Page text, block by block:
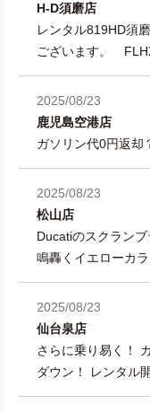
H-D須磨店
レンタル819HD須
ございます。
2025/08/23
鹿児島空港店
ガソリン代0円返却
2025/08/23
松山店
Ducatiのスクラン
鳴轟くイエローカラ
2025/08/23
仙台泉店
さらに乗り易く！
ダウン！ レンタル